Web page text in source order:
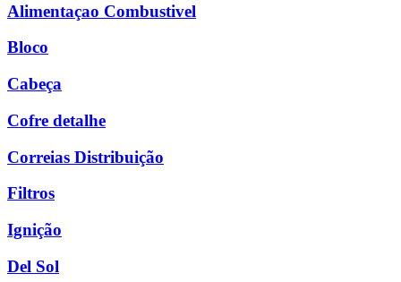
Alimentaçao Combustivel
Bloco
Cabeça
Cofre detalhe
Correias Distribuição
Filtros
Ignição
Del Sol